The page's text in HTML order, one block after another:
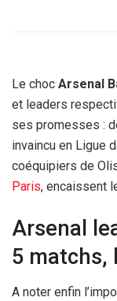
Le choc Arsenal
et leaders
ses promesses :
invaincu en Ligue
coéquipiers de
Paris, encaissent
Arsenal
5 matchs,
A noter enfin